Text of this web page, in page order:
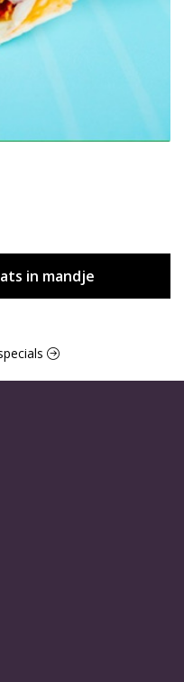
in mandje